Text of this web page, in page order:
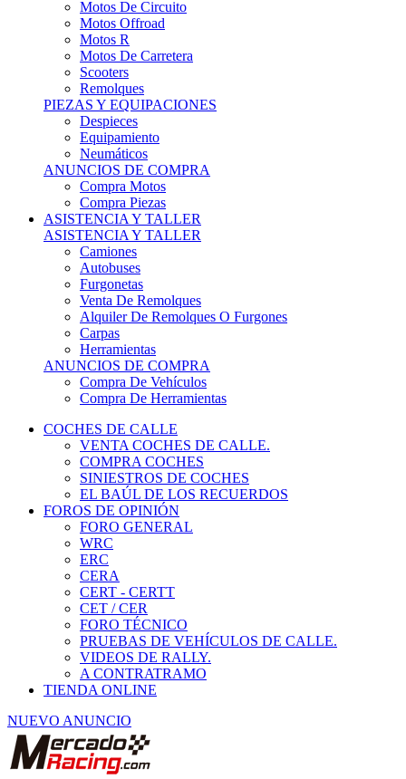
Motos R
Motos De Carretera
Scooters
Remolques
PIEZAS Y EQUIPACIONES
Despieces
Equipamiento
Neumáticos
ANUNCIOS DE COMPRA
Compra Motos
Compra Piezas
ASISTENCIA Y TALLER
ASISTENCIA Y TALLER
Camiones
Autobuses
Furgonetas
Venta De Remolques
Alquiler De Remolques O Furgones
Carpas
Herramientas
ANUNCIOS DE COMPRA
Compra De Vehículos
Compra De Herramientas
COCHES DE CALLE
VENTA COCHES DE CALLE.
COMPRA COCHES
SINIESTROS DE COCHES
EL BAÚL DE LOS RECUERDOS
FOROS DE OPINIÓN
FORO GENERAL
WRC
ERC
CERA
CERT - CERTT
CET / CER
FORO TÉCNICO
PRUEBAS DE VEHÍCULOS DE CALLE.
VIDEOS DE RALLY.
A CONTRATRAMO
TIENDA ONLINE
NUEVO ANUNCIO